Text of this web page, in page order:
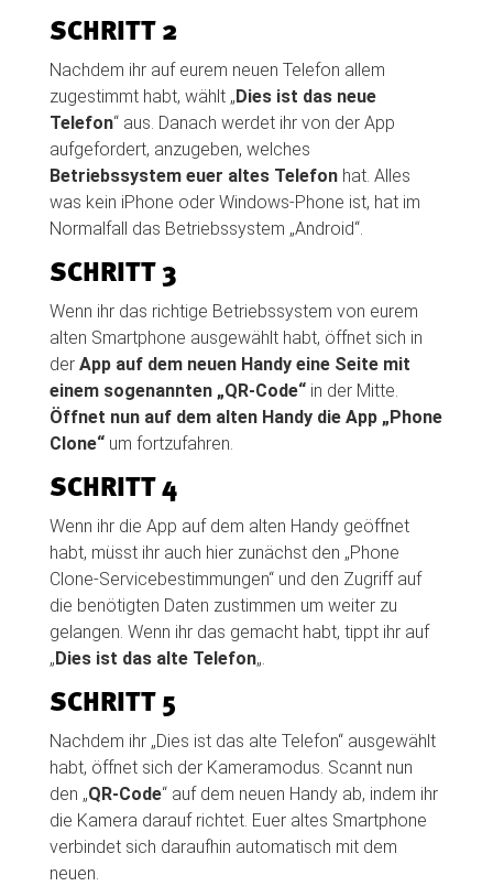
SCHRITT 2
Nachdem ihr auf eurem neuen Telefon allem
zugestimmt habt, wählt „ Dies ist das neue
Telefon“ aus. Danach werdet ihr von der App
aufgefordert, anzugeben, welches
Betriebssystem euer altes Telefonhat. Alles
was kein iPhone oder Windows-Phone ist, hat im
Normalfall das Betriebssystem „Android“.
SCHRITT 3
Wenn ihr das richtige Betriebssystem von eurem
alten Smartphone ausgewählt habt, öffnet sich in
der App auf dem neuen Handy eine Seite mit
einem sogenannten „QR-Code“in der Mitte.
Öffnet nun auf dem alten Handy die App „Phone
Clone“um fortzufahren.
SCHRITT 4
Wenn ihr die App auf dem alten Handy geöffnet
habt, müsst ihr auch hier zunächst den „Phone
Clone-Servicebestimmungen“ und den Zugriff auf
die benötigten Daten zustimmen um weiter zu
gelangen. Wenn ihr das gemacht habt, tippt ihr auf
„ Dies ist das alte Telefon„.
SCHRITT 5
Nachdem ihr „Dies ist das alte Telefon“ ausgewählt
habt, öffnet sich der Kameramodus. Scannt nun
den „QR-Code“ auf dem neuen Handy ab, indem ihr
die Kamera darauf richtet. Euer altes Smartphone
verbindet sich daraufhin automatisch mit dem
neuen.